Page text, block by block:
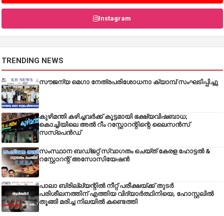
Instagram
TRENDING NEWS
സൗജന്യ മെഗാ നേത്രപരിശോധനാ ക്യാമ്പ് സംഘടിപ്പിച്ചു
കുഴിമന്തി കഴിച്ചവർക്ക് കൂട്ടമായി ഭക്ഷ്യവിഷബാധ;
കൊച്ചിയിലെ അൽ റീം റസ്റ്റോറന്റിന്റെ ലൈസൻസ്
സസ്പെൻഡ്
സംസ്ഥാന ബഡ്‌ജറ്റ് സ്വാഗതം ചെയ്ത് കേരള ഹോട്ടൽ &
റസ്റ്റോറന്റ് അസോസിയേഷൻ
പാലാ ബ്രില്ല്യന്റിൽ നീറ്റ് പരീക്ഷയ്ക്ക് തുടർ
പരിശീലനത്തിന് എത്തിയ വിദ്യാർത്ഥിനിയെ, ഹോസ്റ്റലിൽ
തൂങ്ങി മരിച്ച നിലയിൽ കണ്ടെത്തി